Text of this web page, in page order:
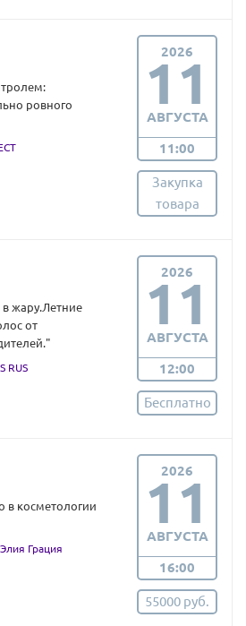
ровного
2026
11
АВГУСТА
11:00
Закупка
товара
жару.Летние
от
RUS
2026
11
АВГУСТА
12:00
Бесплатно
в косметологии
Грация
2026
11
АВГУСТА
16:00
55000 руб.